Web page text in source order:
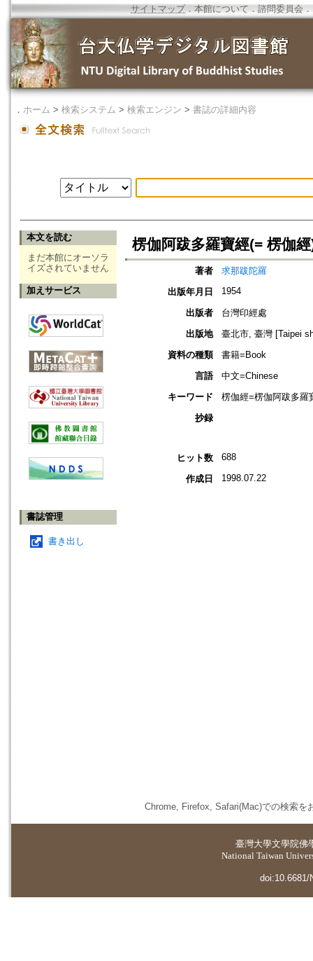
サイトマップ．本館について ． 諮問委員会 ．
． ホーム > 検索システム > 検索エンジン > 書誌の詳細内容
本文を読む
まだ本館にオーソラ
イズされていません
加えサービス
書誌管理
書き出し
楞伽阿跋多羅寶經(= 楞伽
著者
求那跋陀羅
出版年月日
1954
出版者
台灣印經處
出版地
臺北市, 臺灣 [Taipei
資料の種類
書籍=Book
言語
中文=Chinese
キーワード
楞伽經=楞伽阿跋多羅
抄録
ヒット数 688
作成日 1998.07.22
Chrome, Firefox, Safari(Mac)での検索を
臺灣大學文學院佛
National Taiwan
doi:10.6681/